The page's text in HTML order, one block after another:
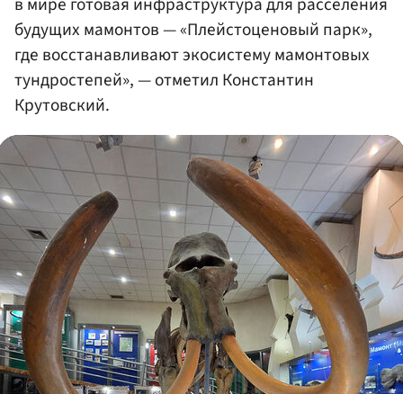
будущих мамонтов — «Плейстоценовый парк»,
где восстанавливают экосистему мамонтовых
тундростепей», — отметил Константин
Крутовский.